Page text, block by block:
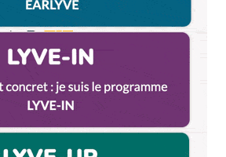
prochain commentaire.
Et bim !